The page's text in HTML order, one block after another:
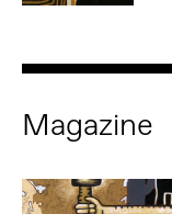
Magazine